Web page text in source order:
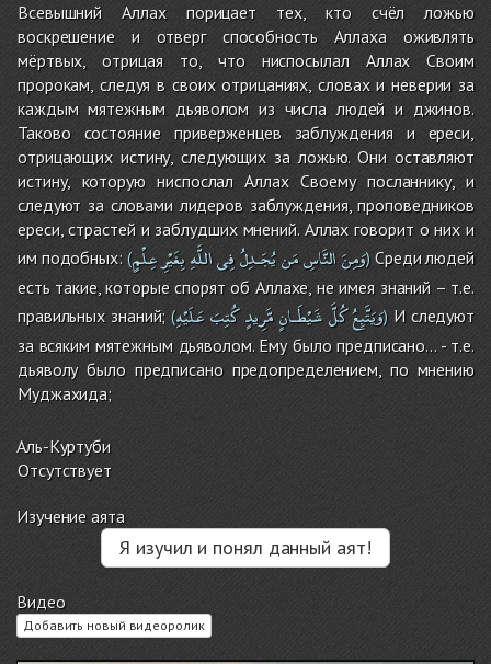
Всевышний Аллах порицает тех, кто счёл ложью
воскрешение и отверг способность Аллаха оживлять
мёртвых, отрицая то, что ниспосылал Аллах Своим
пророкам, следуя в своих отрицаниях, словах и неверии за
каждым мятежным дьяволом из числа людей и джинов.
Таково состояние приверженцев заблуждения и ереси,
отрицающих истину, следующих за ложью. Они оставляют
истину, которую ниспослал Аллах Своему посланнику, и
следуют за словами лидеров заблуждения, проповедников
ереси, страстей и заблудших мнений. Аллах говорит о них и
им подобных:( وَمِنَالنَّاسِمَنيُجَـدِلُفِىاللَّهِبِغَيْرِعِلْمٍ )Среди людей
есть такие, которые спорят об Аллахе, не имея знаний – т.е.
правильных знаний; ( وَيَتَّبِعُكُلَّشَيْطَـانٍمَّرِيدٍكُتِبَعَلَيْهِ )И следуют
за всяким мятежным дьяволом. Ему было предписано… - т.е.
дьяволу было предписано предопределением, по мнению
Муджахида;
Аль-Куртуби
Отсутствует
Изучение аята
Я изучил и понял данный аят!
Видео
Добавить новый видеоролик